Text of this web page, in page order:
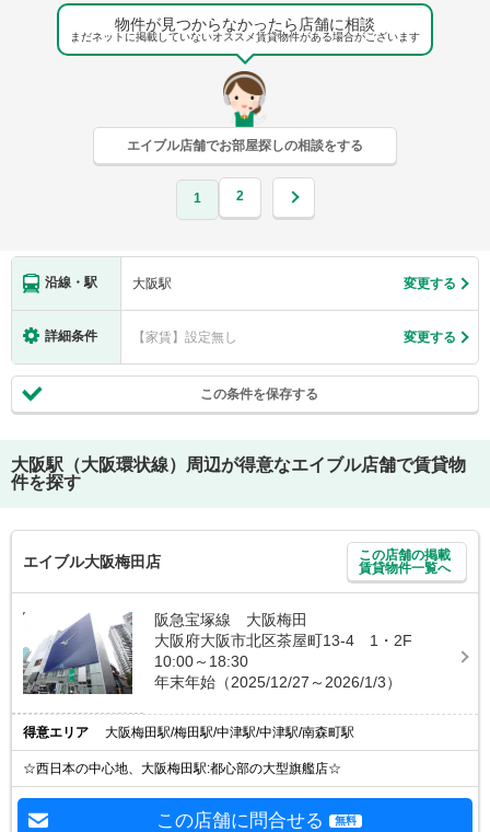
物件が見つからなかったら店舗に相談
まだネットに掲載していないオススメ賃貸物件がある場合がございます
エイブル店舗でお部屋探しの相談をする
1 2
沿線・駅 大阪駅 変更する
詳細条件 【家賃】設定無し 変更する
この条件を保存する
大阪駅（大阪環状線）
周辺が得意なエイブル店舗で賃貸物
件を探す
エイブル大阪梅田店
この店舗の掲載
賃貸物件一覧へ
阪急宝塚線 大阪梅田
大阪府大阪市北区茶屋町13-4 1・2F
10:00～18:30
年末年始（2025/12/27～2026/1/3）
得意エリア 大阪梅田駅/梅田駅/中津駅/中津駅/南森町駅
☆西日本の中心地、大阪梅田駅:都心部の大型旗艦店☆
この店舗に問合せる 無料